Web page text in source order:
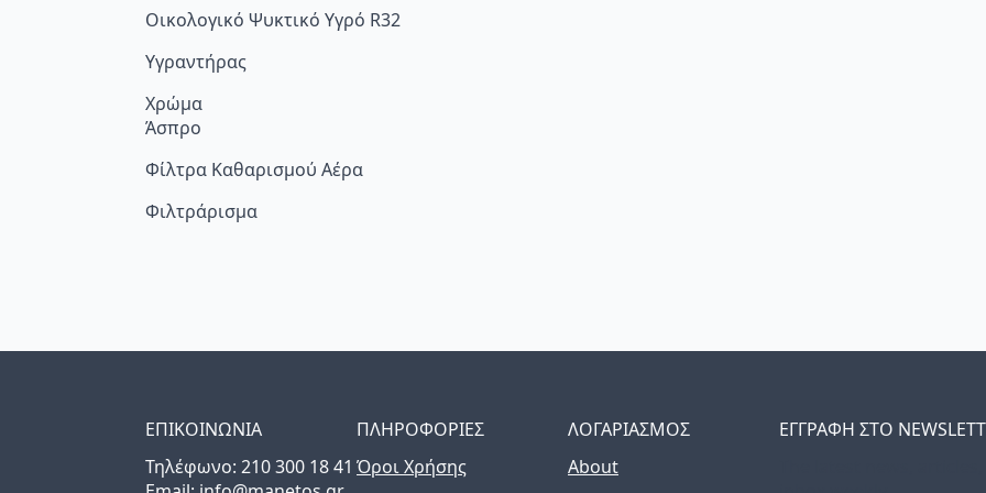
Οικολογικό Ψυκτικό Υγρό R32
Υγραντήρας
Χρώμα
Άσπρο
Φίλτρα Καθαρισμού Αέρα
Φιλτράρισμα
ΕΠΙΚΟΙΝΩΝΙΑ
Τηλέφωνo: 210 300 18 41
ΠΛΗΡΟΦΟΡΙΕΣ
Όροι Χρήσης
ΛΟΓΑΡΙΑΣΜΟΣ
About
ΕΓΓΡΑΦΗ ΣΤΟ